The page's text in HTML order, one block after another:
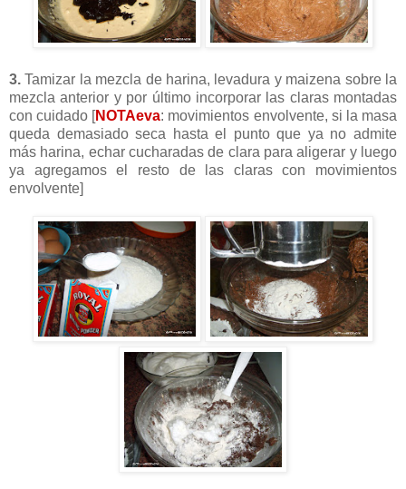
3. Tamizar la mezcla de harina, levadura y maizena sobre la
mezcla anterior y por último incorporar las claras montadas
con cuidado [NOTAeva: movimientos envolvente, si la masa
queda demasiado seca hasta el punto que ya no admite
más harina, echar cucharadas de clara paraaligerar y luego
ya agregamos el resto de las claras con movimientos
envolvente]